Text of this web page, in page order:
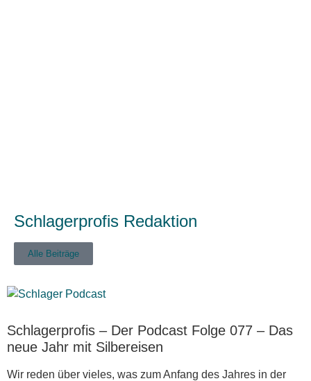
Schlagerprofis Redaktion
Alle Beiträge
Schlagerprofis – Der Podcast Folge 077 – Das
neue Jahr mit Silbereisen
Wir reden über vieles, was zum Anfang des Jahres in der